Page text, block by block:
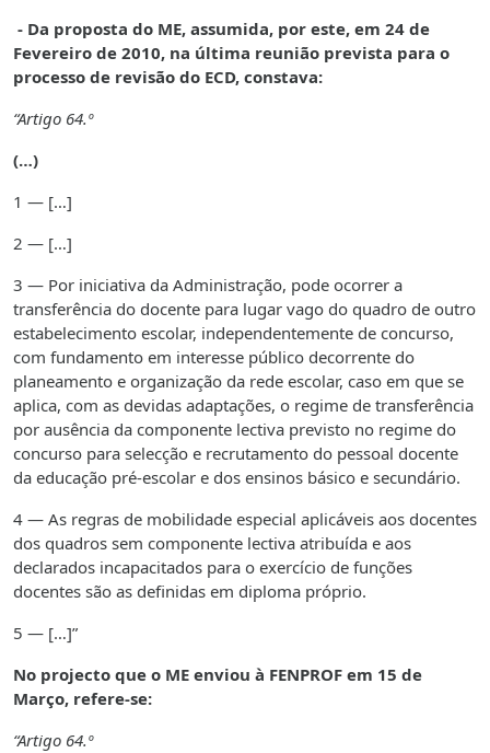
- Da proposta do ME, assumida, por este, em 24 de
Fevereiro de 2010, na última reunião prevista para o
processo de revisão do ECD, constava:
“Artigo 64.º
(…)
1 — […]
2 — […]
3 — Por iniciativa da Administração, pode ocorrer a
transferência do docente para lugar vago do quadro de outro
estabelecimento escolar, independentemente de concurso,
com fundamento em interesse público decorrente do
planeamento e organização da rede escolar, caso em que se
aplica, com as devidas adaptações, o regime de transferência
por ausência da componente lectiva previsto no regime do
concurso para selecção e recrutamento do pessoal docente
da educação pré-escolar e dos ensinos básico e secundário.
4 — As regras de mobilidade especial aplicáveis aos docentes
dos quadros sem componente lectiva atribuída e aos
declarados incapacitados para o exercício de funções
docentes são as definidas em diploma próprio.
5 — […]”
No projecto que o ME enviou à FENPROF em 15 de
Março, refere-se:
“Artigo 64.º